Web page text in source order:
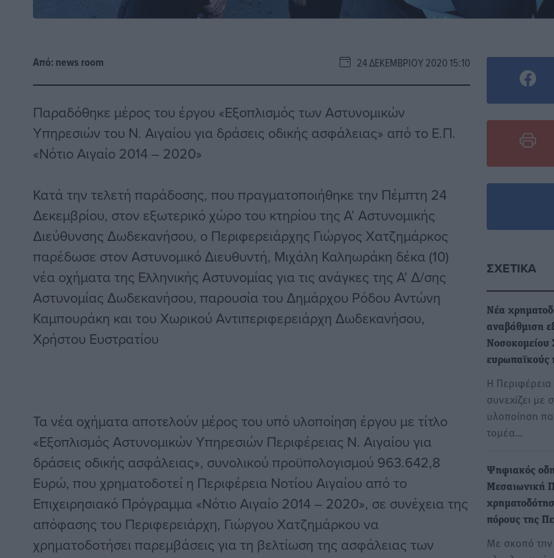
Από: news room 24 ΔΕΚΕΜΒΡΊΟΥ 2020 15:10
Παραδόθηκε μέρος του έργου «Εξοπλισμός των Αστυνομικών
Υπηρεσιών του Ν. Αιγαίου για δράσεις οδικής ασφάλειας» από το Ε.Π.
«Νότιο Αιγαίο 2014 – 2020»
Κατά την τελετή παράδοσης, που πραγματοποιήθηκε την Πέμπτη 24
Δεκεμβρίου, στον εξωτερικό χώρο του κτηρίου της Α’ Αστυνομικής
Διεύθυνσης Δωδεκανήσου, ο Περιφερειάρχης Γιώργος Χατζημάρκος
παρέδωσε στον Αστυνομικό Διευθυντή, Μιχάλη Καληωράκη δέκα (10)
νέα οχήματα της Ελληνικής Αστυνομίας για τις ανάγκες της Α’ Δ/σης
Αστυνομίας Δωδεκανήσου, παρουσία του Δημάρχου Ρόδου Αντώνη
Καμπουράκη και του Χωρικού Αντιπεριφερειάρχη Δωδεκανήσου,
Χρήστου Ευστρατίου
Τα νέα οχήματα αποτελούν μέρος του υπό υλοποίηση έργου με τίτλο
«Εξοπλισμός Αστυνομικών Υπηρεσιών Περιφέρειας Ν. Αιγαίου για
δράσεις οδικής ασφάλειας», συνολικού προϋπολογισμού 963.642,8
Ευρώ, που χρηματοδοτεί η Περιφέρεια Νοτίου Αιγαίου από το
Επιχειρησιακό Πρόγραμμα «Νότιο Αιγαίο 2014 – 2020», σε συνέχεια της
απόφασης του Περιφερειάρχη, Γιώργου Χατζημάρκου να
χρηματοδοτήσει παρεμβάσεις για τη βελτίωση της ασφάλειας των
ΣΧΕΤΙΚΆ
Νέα
αναβάθμιση
Νοσοκομείου
ευρωπαϊκούς
Η Περιφέρεια
συνεχίζει με
υλοποίηση
τομέα…
Ψηφιακός
Μεσαιωνική
πόρους της
Με σκοπό την